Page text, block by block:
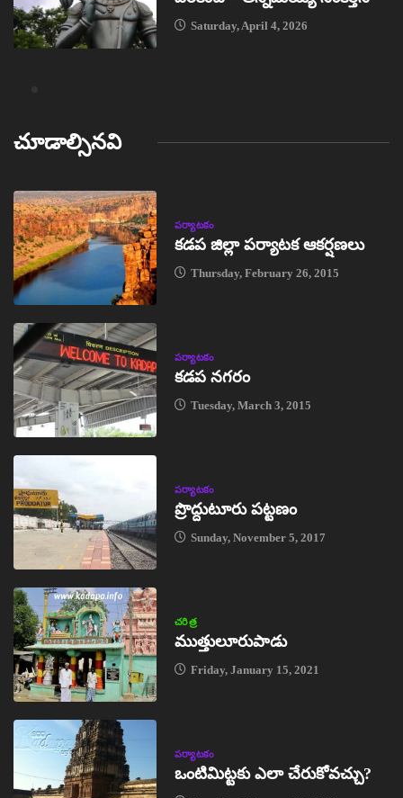
Saturday, April 4, 2026
చూడాల్సినవి
పర్యాటకం
కడప జిల్లా పర్యాటక ఆకర్షణలు
Thursday, February 26, 2015
పర్యాటకం
కడప నగరం
Tuesday, March 3, 2015
పర్యాటకం
ప్రొద్దుటూరు పట్టణం
Sunday, November 5, 2017
చరిత్ర
ముత్తులూరుపాడు
Friday, January 15, 2021
పర్యాటకం
ఒంటిమిట్టకు ఎలా చేరుకోవచ్చు?